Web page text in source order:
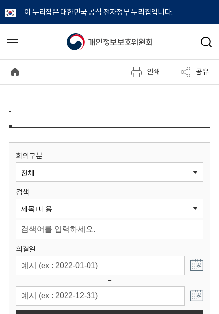
이 누리집은 대한민국 공식 전자정부 누리집입니다.
개
정
보
원
회
메
기
검
인쇄 공유
-
회의구분
검색
의결일
~